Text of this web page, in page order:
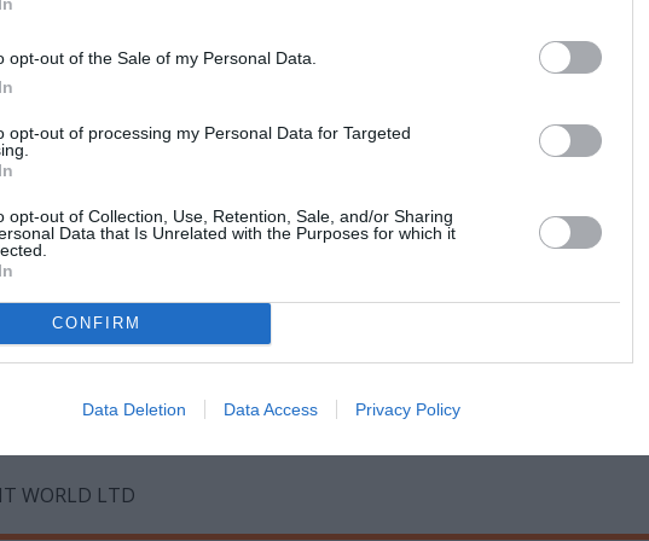
opt-out of the Sale of my Personal Data.
opt-out of processing my Personal Data for Targeted
opt-out of Collection, Use, Retention, Sale, and/or Sharing
Data that Is Unrelated with the Purposes for which it
CONFIRM
Data Deletion Data Access Privacy Policy
Lamagna
T. Partridge, Elpida Skourou, François Testory
de La Louvière, Festival d’Avignon, Théâtre de la Ville – Paris,
nationale, COLOURS International Dance Festival 2019 – Stuttgart,
Πολιτιστική Εταιρεία, Αθήνα, Ελλάδα
WORLD LTD